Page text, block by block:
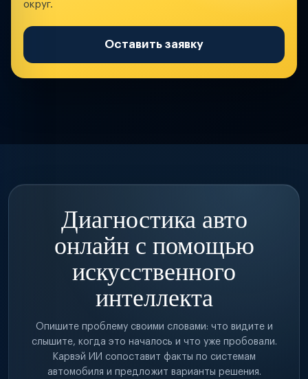
округ.
Оставить заявку
Диагностика авто
онлайн с помощью
искусственного
интеллекта
Опишите проблему своими словами: что видите и
слышите, когда это началось и что уже пробовали.
Карвэй ИИ сопоставит факты по системам
автомобиля и предложит варианты решения.